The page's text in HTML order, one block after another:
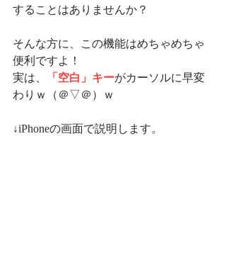
することはありませんか？
そんな方に、この機能はめちゃめちゃ
便利ですよ！
実は、
「空白」キーがカーソルに早変
わりｗ（＠▽＠）ｗ
↓iPhoneの画面で説明します。